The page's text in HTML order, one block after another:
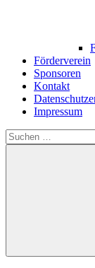
Förderverein
Sponsoren
Kontakt
Impressum
Suchen
nach: